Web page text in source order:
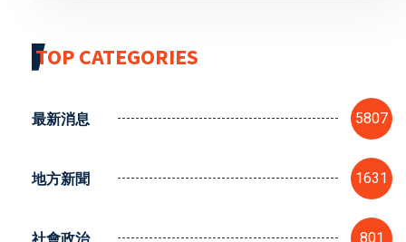
TOP CATEGORIES
最新消息 5807
地方新聞 1631
社會政治 801